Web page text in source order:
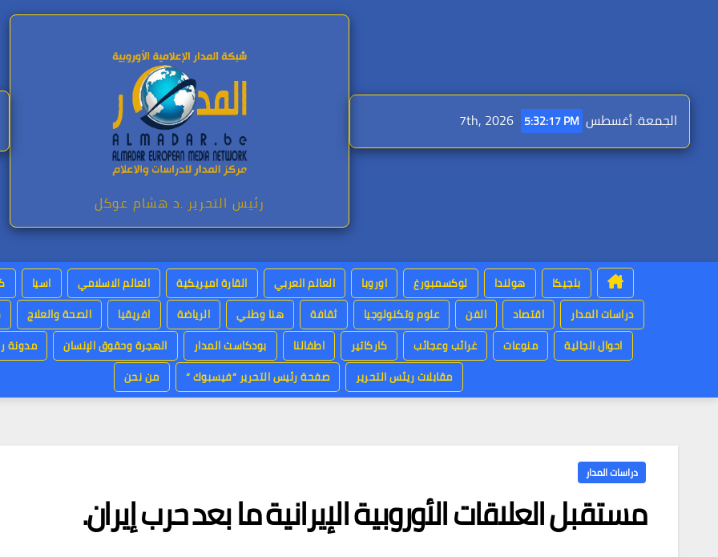
الجمعة. أغسطس 7th, 2026 5:32:18 PM
رئيس التحرير .د هشام عوكل
بلجيكا هولندا لوكسمبورغ اوروبا العالم العربي القارة اميريكية العالم الاسلامي اسيا
دراسات المدار
اقتصاد الفن علوم وتكنولوجيا ثقافة هنا وطني الرياضة افريقيا الصحة والعلاج
احوال الجالية
منوعات غرائب وعجائب كاركاتير اطفالنا بودكاست المدار الهجرة وحقوق الإنسان
مدونة
مقابلات ريئس التحرير
صفحة رئيس التحرير “فيسبوك “ من نحن
دراسات المدار
مستقبل العلاقات الأوروبية الإيرانية ما بعد حرب إيران.